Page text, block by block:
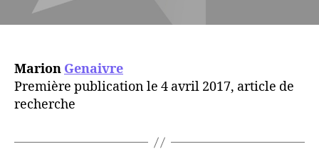
Marion Genaivre
Première publication le 4 avril 2017, article de
recherche